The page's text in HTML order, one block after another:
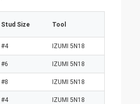
Stud Size Tool
#4 IZUMI 5N18
#6 IZUMI 5N18
#8 IZUMI 5N18
#4 IZUMI 5N18